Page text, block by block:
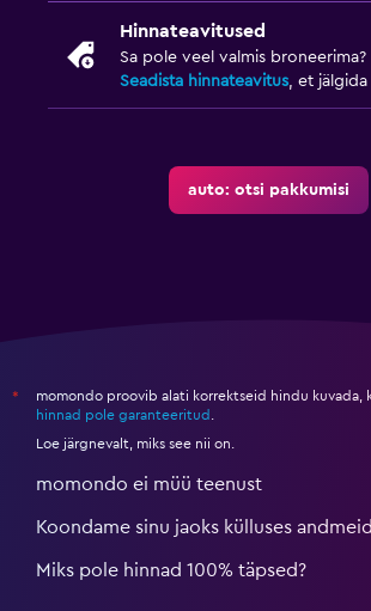
Hinnateavitused
Sa pole veel valmis broneerima?
Seadista hinnateavitus, et jälgida
auto: otsi pakkumisi
*
momondo proovib alati korrektseid hindu kuvada,
hinnad pole garanteeritud .
Loe järgnevalt, miks see nii on.
momondo ei müü teenust
Koondame sinu jaoks külluses andmeid
Miks pole hinnad 100% täpsed?